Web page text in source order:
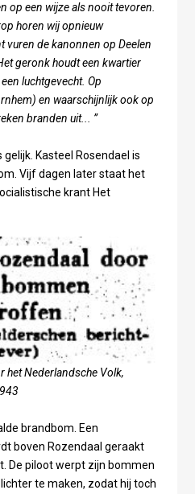
op een wijze als nooit tevoren.
horen wij opnieuw
vuren de kanonnen op Deelen
geronk houdt een kwartier
luchtgevecht. Op
en waarschijnlijk ook op
branden uit... ”
Kasteel Rosendael is
Vijf dagen later staat het
krant Het
het Nederlandsche Volk,
brandbom. Een
boven Rozendaal geraakt
De piloot werpt zijn bommen
te maken, zodat hij toch